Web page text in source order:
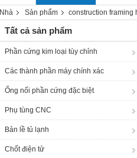
Nhà Sản phẩm construction framing
Tất cả sản phẩm
Phần cứng kim loại tùy chỉnh
Các thành phần máy chính xác
Ống nối phần cứng đặc biệt
Phụ tùng CNC
Bản lề tủ lạnh
Chốt điện tử